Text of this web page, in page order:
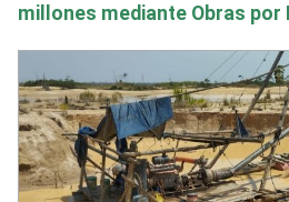
millones mediante Obras por